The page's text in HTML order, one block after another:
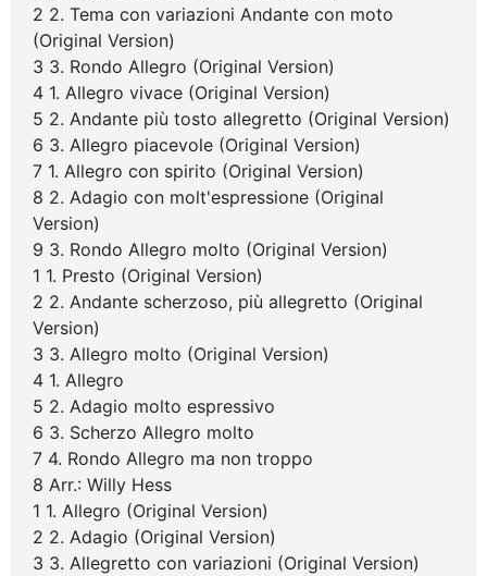
2 2. Tema con variazioni Andante con moto
(Original Version)
3 3. Rondo Allegro (Original Version)
4 1. Allegro vivace (Original Version)
5 2. Andante più tosto allegretto (Original Version)
6 3. Allegro piacevole (Original Version)
7 1. Allegro con spirito (Original Version)
8 2. Adagio con molt'espressione (Original
Version)
9 3. Rondo Allegro molto (Original Version)
1 1. Presto (Original Version)
2 2. Andante scherzoso, più allegretto (Original
Version)
3 3. Allegro molto (Original Version)
4 1. Allegro
5 2. Adagio molto espressivo
6 3. Scherzo Allegro molto
7 4. Rondo Allegro ma non troppo
8 Arr.: Willy Hess
1 1. Allegro (Original Version)
2 2. Adagio (Original Version)
3 3. Allegretto con variazioni (Original Version)